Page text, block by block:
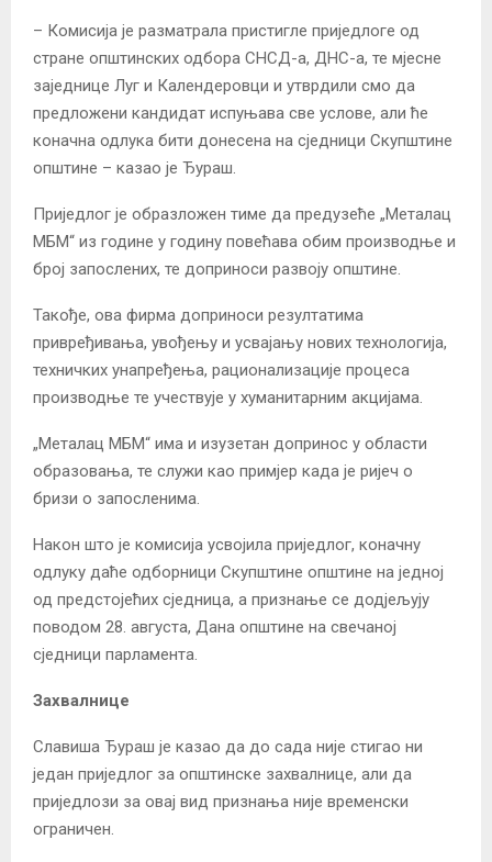
– Комисија је разматрала пристигле приједлоге од
стране општинских одбора СНСД-а, ДНС-а, те мјесне
заједнице Луг и Календеровци и утврдили смо да
предложени кандидат испуњава све услове, али ће
коначна одлука бити донесена на сједници Скупштине
општине – казао је Ђураш.
Приједлог је образложен тиме да предузеће „Металац
МБМ“ из године у годину повећава обим производње и
број запослених, те доприноси развоју општине.
Такође, ова фирма доприноси резултатима
привређивања, увођењу и усвајању нових технологија,
техничких унапређења, рационализације процеса
производње те учествује у хуманитарним акцијама.
„Металац МБМ“ има и изузетан допринос у области
образовања, те служи као примјер када је ријеч о
бризи о запосленима.
Након што је комисија усвојила приједлог, коначну
одлуку даће одборници Скупштине општине на једној
од предстојећих сједница, а признање се додјељују
поводом 28. августа, Дана општине на свечаној
сједници парламента.
Захвалнице
Славиша Ђураш је казао да до сада није стигао ни
један приједлог за општинске захвалнице, али да
приједлози за овај вид признања није временски
ограничен.